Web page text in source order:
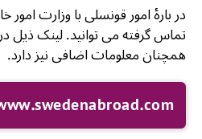
در بارۀ امور قونسلی با وزارت
تماس گرفته می توانید. لینک ذیل
همچنان معلومات اضافی نیز دارد.